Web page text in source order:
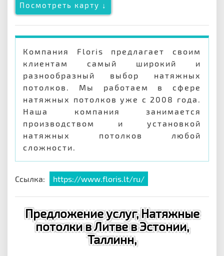
Посмотреть карту ↓
Компания Floris предлагает своим
клиентам самый широкий и
разнообразный выбор натяжных
потолков. Мы работаем в сфере
натяжных потолков уже с 2008 года.
Наша компания занимается
производством и установкой
натяжных потолков любой
сложности.
Ссылка: https://www.floris.lt/ru/
Предложение услуг, Натяжные
потолки в Литве в Эстонии,
Таллинн,